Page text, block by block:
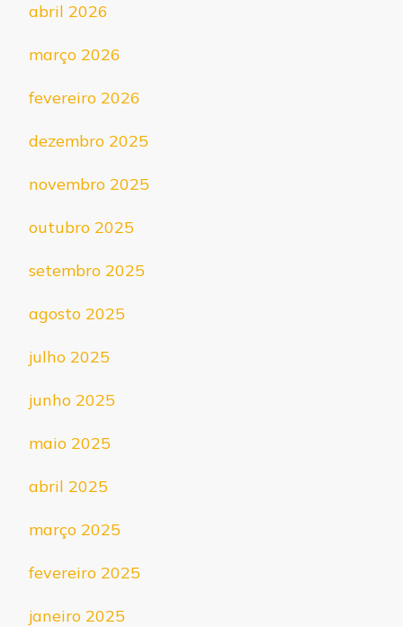
abril 2026
março 2026
fevereiro 2026
dezembro 2025
novembro 2025
outubro 2025
setembro 2025
agosto 2025
julho 2025
junho 2025
maio 2025
abril 2025
março 2025
fevereiro 2025
janeiro 2025